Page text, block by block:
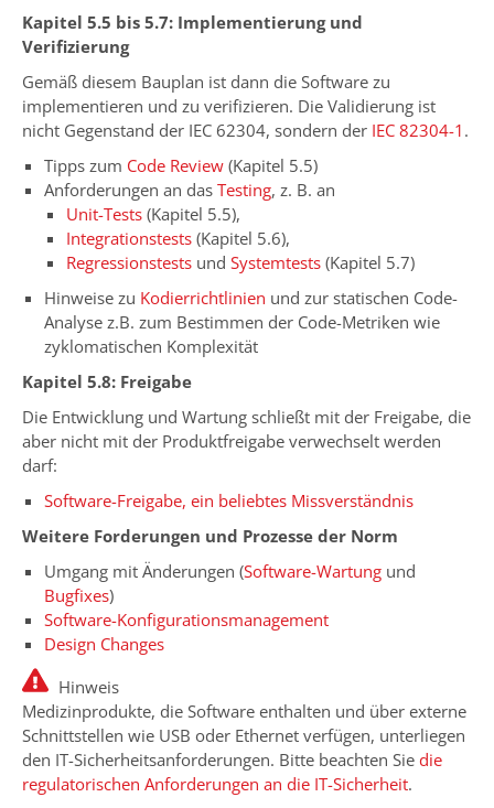
Kapitel 5.5 bis 5.7: Implementierung und
Verifizierung
Gemäß diesem Bauplan ist dann die Software zu
implementieren und zu verifizieren. Die Validierung ist
nicht Gegenstand der IEC 62304, sondern der IEC 82304-1 .
Tipps zum Code Review (Kapitel 5.5)
Anforderungen an das Testing, z. B. an
Unit-Tests (Kapitel 5.5),
Integrationstests (Kapitel 5.6),
Regressionstests und Systemtests (Kapitel 5.7)
Hinweise zu Kodierrichtlinien und zur statischen Code-
Analyse z.B. zum Bestimmen der Code-Metriken wie
zyklomatischen Komplexität
Kapitel 5.8: Freigabe
Die Entwicklung und Wartung schließt mit der Freigabe, die
aber nicht mit der Produktfreigabe verwechselt werden
darf:
Software-Freigabe, ein beliebtes Missverständnis
Weitere Forderungen und Prozesse der Norm
Umgang mit Änderungen (Software-Wartung und
Bugfixes)
Software-Konfigurationsmanagement
Design Changes
Hinweis
Medizinprodukte, die Software enthalten und über externe
Schnittstellen wie USB oder Ethernet verfügen, unterliegen
den IT-Sicherheitsanforderungen. Bitte beachten Sie die
regulatorischen Anforderungen an die IT-Sicherheit.